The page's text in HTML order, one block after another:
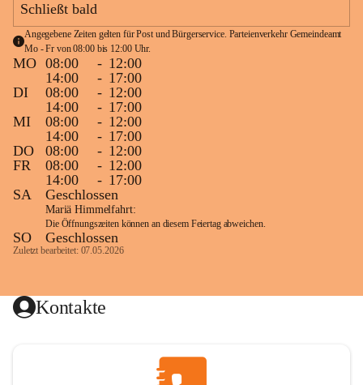
Schließt bald
Angegebene Zeiten gelten für Post und Bürgerservice. Parteienverkehr Gemeindeamt
Mo - Fr von 08:00 bis 12:00 Uhr.
MO 08:00 - 12:00
14:00
- 17:00
DI
08:00 - 12:00
14:00
- 17:00
MI
08:00 - 12:00
14:00
- 17:00
DO
08:00 - 12:00
FR
08:00 - 12:00
14:00
- 17:00
SA
Geschlossen
Mariä Himmelfahrt:
Die Öffnungszeiten können an diesem Feiertag abweichen.
SO Geschlossen
Zuletzt bearbeitet: 07.05.2026
Kontakte